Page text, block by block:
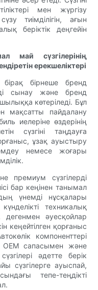
мен жүргізу
тиімділігін, ағын
беріктік деңгейін
май сүзгілерінің
ерекшеліктері
бірнеше бренд
сынау және бренд
көтеріледі. Бұл
мақсатты пайдалану
иелеріне өздерінің
сүзгіні таңдауға
ұзақ ауыстыру
немесе жоғары
премиум сүзгілерді
бар кеңінен танымал
үнемді нұсқалары
техникалық
әуесқойлар
кеңейтілген қорғаныс
компоненттері
OEM сапасымен және
әдетте берік
сүзгілерге ауыспай,
тепе-теңдікті